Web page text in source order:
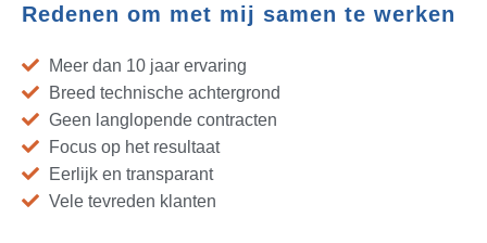
Redenen om met mij samen te werken
Meer dan 10 jaar ervaring
Breed technische achtergrond
Geen langlopende contracten
Focus op het resultaat
Eerlijk en transparant
Vele tevreden klanten